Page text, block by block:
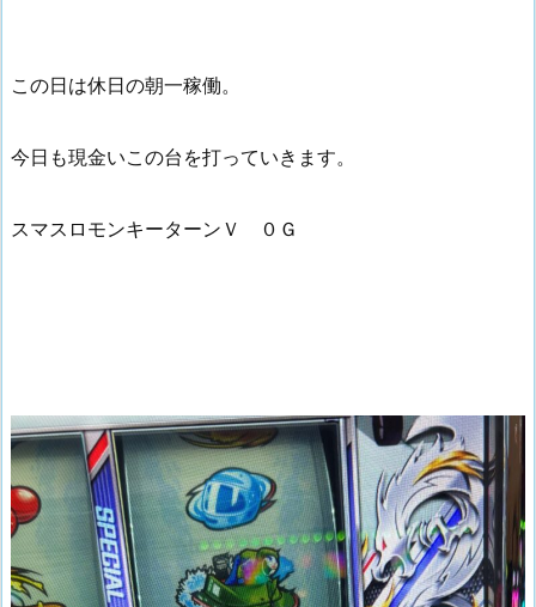
この日は休日の朝一稼働。
今日も現金いこの台を打っていきます。
スマスロモンキーターンＶ ０Ｇ